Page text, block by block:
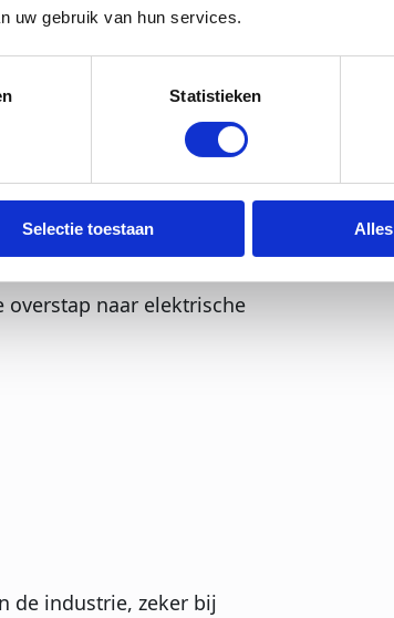
uw gebruik van hun services.
Statistieken
Selectie toestaan
en produceren alleen
controle
overstap naar elektrische
de industrie, zeker bij